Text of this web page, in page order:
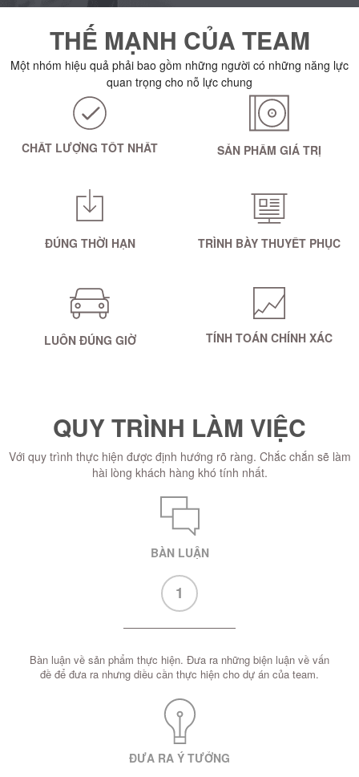
THẾ MẠNH CỦA TEAM
Một nhóm hiệu quả phải bao gồm những người có những năng lực
quan trọng cho nỗ lực chung
CHẤT LƯỢNG TỐT NHẤT SẢN PHẨM GIÁ TRỊ
ĐÚNG THỜI HẠN TRÌNH BÀY THUYẾT PHỤC
LUÔN ĐÚNG GIỜ TÍNH TOÁN CHÍNH XÁC
QUY TRÌNH LÀM VIỆC
Với quy trình thực hiện được định hướng rõ ràng. Chắc chắn sẽ làm
hài lòng khách hàng khó tính nhất.
BÀN LUẬN
1
Bàn luận về sản phẩm thực hiện. Đưa ra những biện luận về vấn
đề để đưa ra nhưng diều cần thực hiện cho dự án của team.
ĐƯA RA Ý TƯỞNG